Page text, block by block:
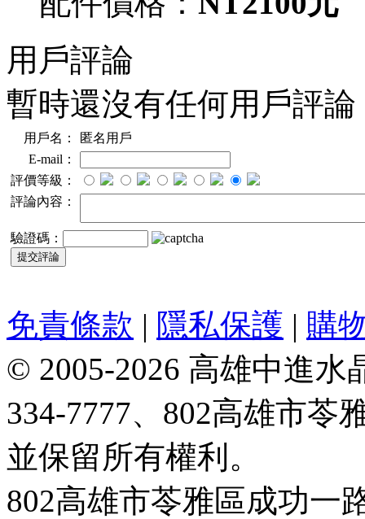
用戶評論
暫時還沒有任何用戶評論
用戶名：
匿名用戶
E-mail：
評價等級：
評論內容：
驗證碼：
免責條款 | 隱私保護 | 購
© 2005-2026 高雄中進水
334-7777、802高雄市苓
並保留所有權利。
802高雄市苓雅區成功一